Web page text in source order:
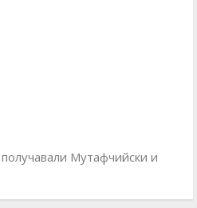
Мутафчийски и